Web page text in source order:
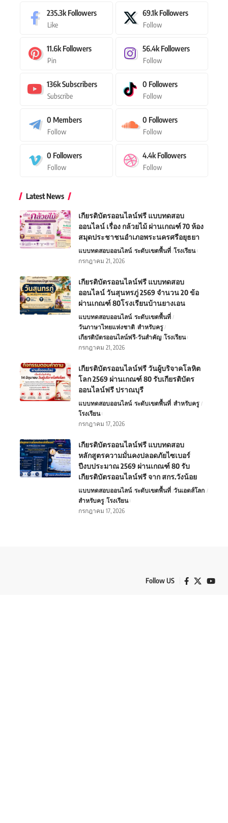
235.3k Followers
Like
69.1k Followers
Follow
11.6k Followers
Pin
56.4k Followers
Follow
136kSubscribers
Subscribe
0 Followers
Follow
0 Members
Follow
0 Followers
Follow
0 Followers
Follow
4.4k Followers
Follow
Latest News
เกียรติบัตรออนไลน์ฟรี แบบทดสอบ
ออนไลน์ เรื่อง กล้วยไม้ ผ่านเกณฑ์ 70 ห้อง
สมุดประชาชนอำเภอพระนครศรีอยุธยา
แบบทดสอบออนไลน์ ระดับเขตพื้นที่ โรงเรียน
กรกฎาคม 21, 2026
เกียรติบัตรออนไลน์ฟรี แบบทดสอบ
ออนไลน์ วันสุนทรภู่ 2569 จำนวน 20 ข้อ
ผ่านเกณฑ์ 80โรงเรียนบ้านยางเอน
แบบทดสอบออนไลน์ ระดับเขตพื้นที่
วันภาษาไทยแห่งชาติ สำหรับครู
เกียรติบัตรออนไลน์ฟรี-วันสำคัญ โรงเรียน
กรกฎาคม 21, 2026
เกียรติบัตรออนไลน์ฟรี วันผู้บริจาคโลหิต
โลก 2569 ผ่านเกณฑ์ 80 รับเกียรติบัตร
ออนไลน์ฟรี ปราณบุรี
แบบทดสอบออนไลน์ ระดับเขตพื้นที่ สำหรับครู
โรงเรียน
กรกฎาคม 17, 2026
เกียรติบัตรออนไลน์ฟรี แบบทดสอบ
หลักสูตรความมั่นคงปลอดภัยไซเบอร์
ปีงบประมาณ 2569 ผ่านเกณฑ์ 80 รับ
เกียรติบัตรออนไลน์ฟรี จาก สกร.วังน้อย
แบบทดสอบออนไลน์ ระดับเขตพื้นที่ วันเอดส์โลก
สำหรับครู โรงเรียน
กรกฎาคม 17, 2026
Follow US